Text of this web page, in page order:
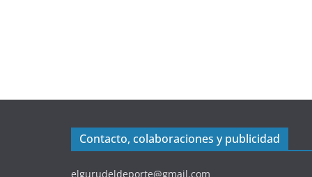
Contacto, colaboraciones y publicidad
elgurudeldeporte@gmail.com